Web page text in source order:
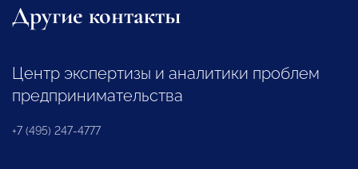
Другие контакты
Центр экспертизы и аналитики проблем
предпринимательства
+7 (495) 247-4777